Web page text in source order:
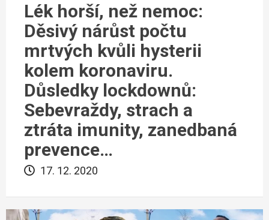
Lék horší, než nemoc:
Děsivý nárůst počtu
mrtvých kvůli hysterii
kolem koronaviru.
Důsledky lockdownů:
Sebevraždy, strach a
ztráta imunity, zanedbaná
prevence…
17. 12. 2020